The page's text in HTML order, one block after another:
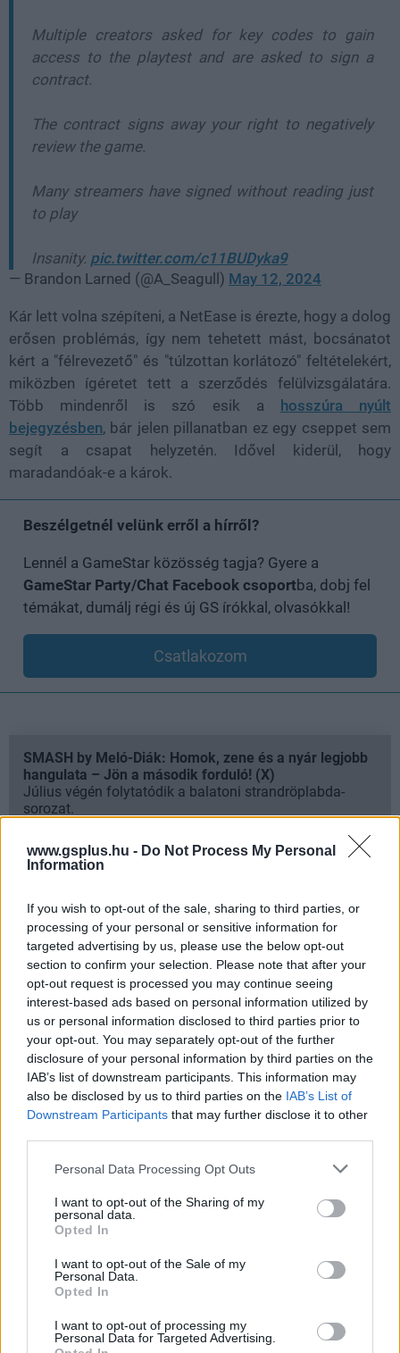
www.gsplus.hu - Do Not Process My Personal
Information
If you wish to opt-out of the sale, sharing to third parties, or
processing of your personal or sensitive information for
targeted advertising by us, please use the below opt-out
section to confirm your selection. Please note that after your
opt-out request is processed you may continue seeing
interest-based ads based on personal information utilized by
us or personal information disclosed to third parties prior to
your opt-out. You may separately opt-out of the further
disclosure of your personal information by third parties on the
IAB’s list of downstream participants. This information may
also be disclosed by us to third parties on the IAB’s List of
Downstream Participants that may further disclose it to other
Please note that this website/app uses one or more Google
not limited to your visit or usage behaviour. You may click to
grant or deny consent to Google and its third-party tags to
use your data for below specified purposes in below Google
consent section.
Personal Data Processing Opt Outs
I want to opt-out of the Sharing of my
personal data.
Opted In
I want to opt-out of the Sale of my
Personal Data.
Opted In
I want to opt-out of processing my
Personal Data for Targeted Advertising.
Multiple creators asked for key codes to gain
access to the playtest and are asked to sign a
contract.
The contract signs away your right to negatively
review the game.
Many streamers have signed without reading just
to play
Insanity. pic.twitter.com/c11BUDyka9
— Brandon Larned (@A_Seagull) May 12, 2024
Kár lett volna szépíteni, a NetEase is érezte, hogy a dolog
erősen problémás, így nem tehetett mást, bocsánatot
kért a "félrevezető" és "túlzottan korlátozó" feltételekért,
miközben ígéretet tett a szerződés felülvizsgálatára.
Több mindenről is szó esik a
hosszúra nyúlt
bejegyzésben, bár jelen pillanatban ez egy cseppet sem
segít a csapat helyzetén. Idővel kiderül, hogy
maradandóak-e a károk.
Beszélgetnél velünk erről a hírről?
Lennél a GameStar közösség tagja? Gyere a
GameStar Party/Chat Facebook csoportba, dobj fel
témákat, dumálj régi és új GS írókkal, olvasókkal!
Csatlakozom
SMASH by Meló-Diák: Homok, zene és a nyár legjobb
hangulata – Jön a második forduló! (X)
Július végén folytatódik a balatoni strandröplabda-
sorozat.
Címkék: #marvel rivals #netease
#marvel games
#marvel
Platformok: PC
Marvel Rivals
A Marvel Rivals sosem lesz a játékművészet
csúcsa, de félkomoly szórakozásnak tökéletes. A
hősalapú lövöldéknél talán nem is lenne szükség
A karakterek nevetségesen erősek